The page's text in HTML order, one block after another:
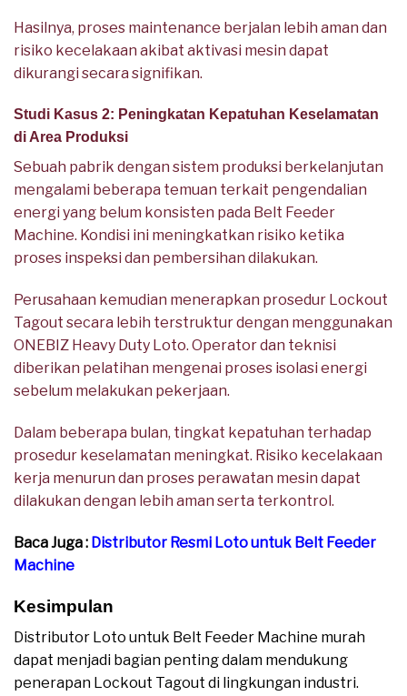
Hasilnya, proses maintenance berjalan lebih aman dan
risiko kecelakaan akibat aktivasi mesin dapat
dikurangi secara signifikan.
Studi Kasus 2: Peningkatan Kepatuhan Keselamatan
di Area Produksi
Sebuah pabrik dengan sistem produksi berkelanjutan
mengalami beberapa temuan terkait pengendalian
energi yang belum konsisten pada Belt Feeder
Machine. Kondisi ini meningkatkan risiko ketika
proses inspeksi dan pembersihan dilakukan.
Perusahaan kemudian menerapkan prosedur Lockout
Tagout secara lebih terstruktur dengan menggunakan
ONEBIZ Heavy Duty Loto. Operator dan teknisi
diberikan pelatihan mengenai proses isolasi energi
sebelum melakukan pekerjaan.
Dalam beberapa bulan, tingkat kepatuhan terhadap
prosedur keselamatan meningkat. Risiko kecelakaan
kerja menurun dan proses perawatan mesin dapat
dilakukan dengan lebih aman serta terkontrol.
Baca Juga : Distributor Resmi Loto untuk Belt Feeder
Machine
Kesimpulan
Distributor Loto untuk Belt Feeder Machine murah
dapat menjadi bagian penting dalam mendukung
penerapan Lockout Tagout di lingkungan industri.